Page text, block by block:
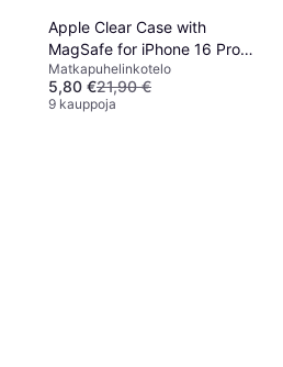
Apple Clear Case with
MagSafe for iPhone 16 Pro
Max
Matkapuhelinkotelo
5,80 €21,90 €
9 kauppoja